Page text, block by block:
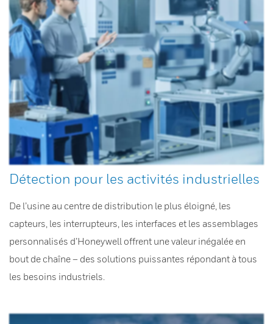
Détection pour les activités industrielles
De l’usine au centre de distribution le plus éloigné, les
capteurs, les interrupteurs, les interfaces et les assemblages
personnalisés d’Honeywell offrent une valeur inégalée en
bout de chaîne – des solutions puissantes répondant à tous
les besoins industriels.